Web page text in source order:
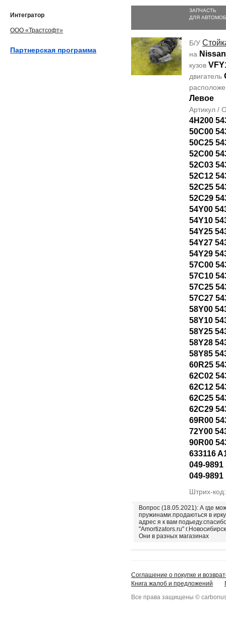
ЗАПЧАСТЬ
ДЛЯ
Б/У
на
кузов
двигатель
Левое
Артикул /
4H200
50C00
50C25
52C00
52C03
52C12
52C25
52C29
54Y00
54Y10
54Y25
54Y27
54Y29
57C00
57C10
57C25
57C27
58Y00
58Y10
58Y25
58Y28
58Y85
60R25
62C02
62C12
62C25
62C29
69R00
72Y00
90R00
633116
049-9891
049-9891
Штрих-
Вопрос (18.05.2021): А где
пружинами.продаються в
адрес я к вам
"Amortizators.ru"
Они в разных магазинах
Интегратор
ООО «Трастсофт»
Партнерская программа
Соглашение о покупке и
Книга жалоб и предложений
Все права защищены ©